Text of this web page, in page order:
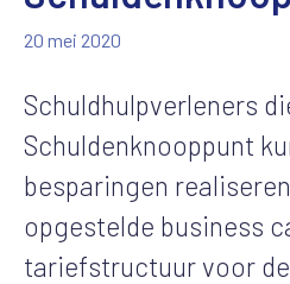
20 mei 2020
Schuldhulpverleners
Schuldenknooppunt
besparingen
opgestelde business
tariefstructuur voor